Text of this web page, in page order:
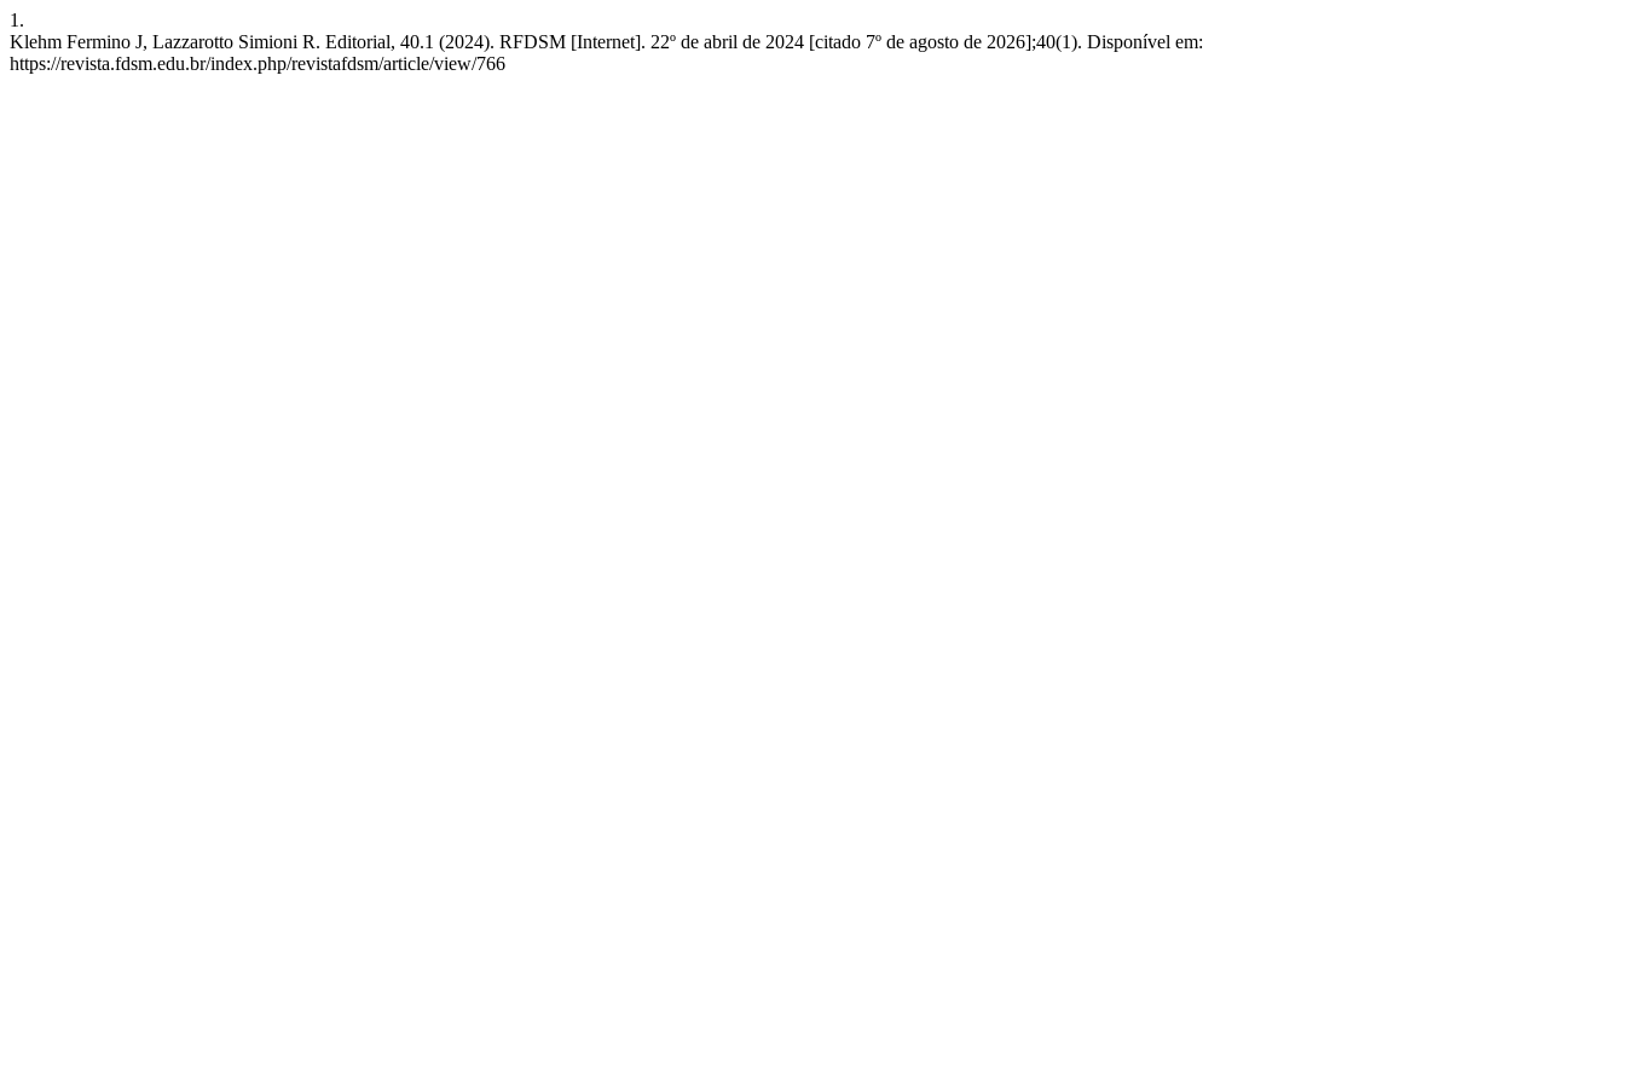
1.
Klehm Fermino J, Lazzarotto Simioni R. Editorial, 40.1 (2024). RFDSM [Internet]. 22º de abril de 2024 [citado 7º de agosto de 2026];40(1). Disponível em:
https://revista.fdsm.edu.br/index.php/revistafdsm/article/view/766